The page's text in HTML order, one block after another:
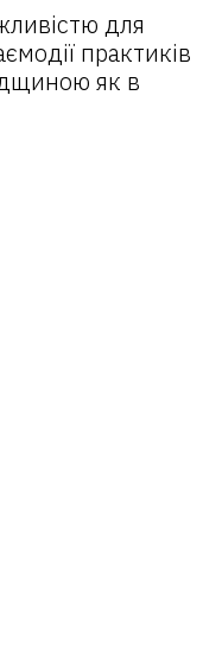
для
практиків
як в